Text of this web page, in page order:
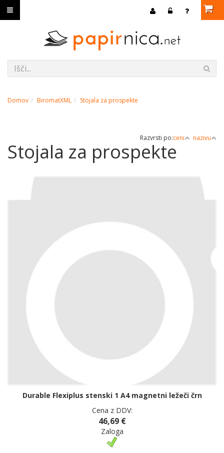
Domov BiromatXML Stojala za prospekte
Razvrsti po:ceni nazivu
Stojala za prospekte
Durable Flexiplus stenski 1 A4 magnetni ležeči črn
Cena z DDV:
46,69 €
Zaloga